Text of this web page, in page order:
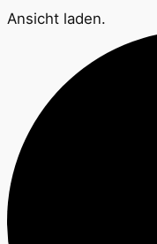
Ansicht laden.